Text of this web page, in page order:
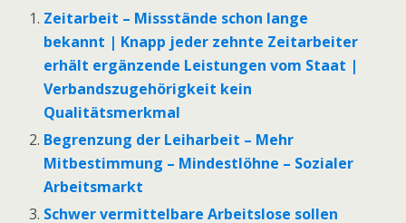
Zeitarbeit – Missstände schon lange
bekannt | Knapp jeder zehnte Zeitarbeiter
erhält ergänzende Leistungen vom Staat |
Verbandszugehörigkeit kein
Qualitätsmerkmal
Begrenzung der Leiharbeit – Mehr
Mitbestimmung – Mindestlöhne – Sozialer
Arbeitsmarkt
Schwer vermittelbare Arbeitslose sollen